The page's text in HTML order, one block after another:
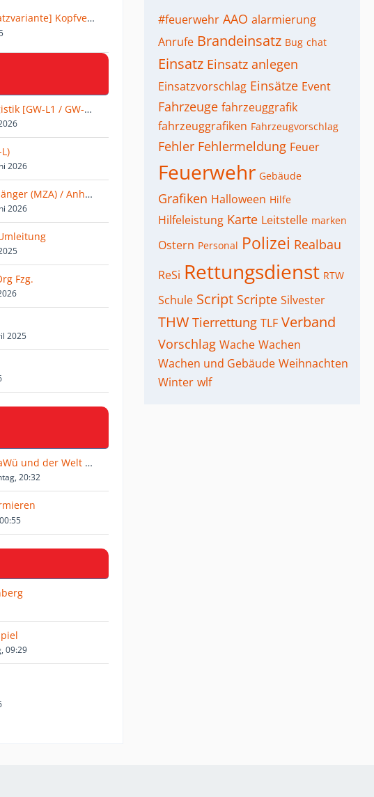
Kopfverletzung
Gerätewagen Logistik [GW-L1 / GW-L2]
2026
Mehrzweckanhänger (MZA) / Anh. Logistik
2026
Fzg.
2025
Fahrzeuge aus BaWü und der Welt von ALBSTADT111
20:32
09:29
#feuerwehr AAO alarmierung
Anrufe Brandeinsatz Bug chat
Einsatz Einsatz anlegen
Einsatzvorschlag Einsätze Event
Fahrzeuge fahrzeuggrafik
fahrzeuggrafiken Fahrzeugvorschlag
Fehler Fehlermeldung Feuer
Feuerwehr Gebäude
Grafiken Halloween Hilfe
Hilfeleistung Karte Leitstelle marken
Ostern Personal Polizei Realbau
ReSi Rettungsdienst RTW
Schule Script Scripte Silvester
THW Tierrettung TLF Verband
Vorschlag Wache Wachen
Wachen und Gebäude Weihnachten
Winter wlf